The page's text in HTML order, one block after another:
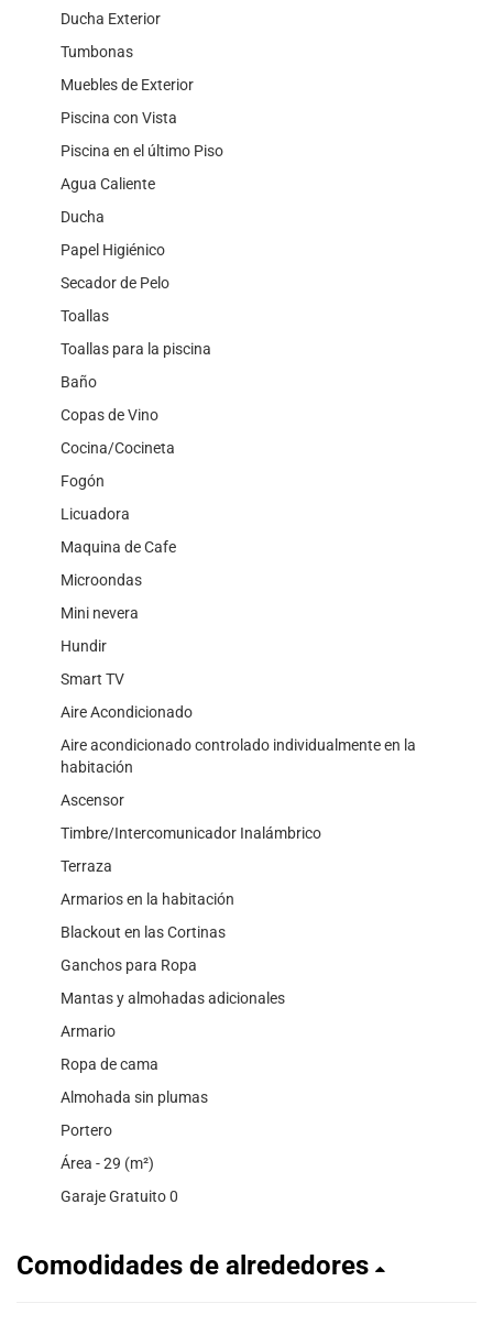
Ducha Exterior
Tumbonas
Muebles de Exterior
Piscina con Vista
Piscina en el último Piso
Agua Caliente
Ducha
Papel Higiénico
Secador de Pelo
Toallas
Toallas para la piscina
Baño
Copas de Vino
Cocina/Cocineta
Fogón
Licuadora
Maquina de Cafe
Microondas
Mini nevera
Hundir
Smart TV
Aire Acondicionado
Aire acondicionado controlado individualmente en la
habitación
Ascensor
Timbre/Intercomunicador Inalámbrico
Terraza
Armarios en la habitación
Blackout en las Cortinas
Ganchos para Ropa
Mantas y almohadas adicionales
Armario
Ropa de cama
Almohada sin plumas
Portero
Área - 29 (m²)
Garaje Gratuito 0
Comodidades de alrededores